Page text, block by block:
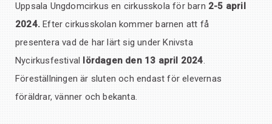
Uppsala Ungdomcirkus en cirkusskola för barn 2-5 april
2024. Efter cirkusskolan kommer barnen att få
presentera vad de har lärt sig under Knivsta
Nycirkusfestival lördagen den 13 april 2024.
Föreställningen är sluten och endast för elevernas
föräldrar, vänner och bekanta.